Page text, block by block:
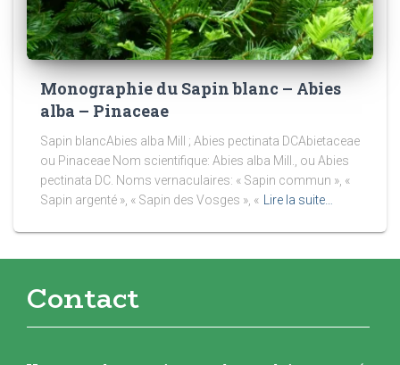
Monographie du Sapin blanc – Abies
alba – Pinaceae
Sapin blancAbies alba Mill ; Abies pectinata DCAbietaceae
ou Pinaceae Nom scientifique: Abies alba Mill., ou Abies
pectinata DC. Noms vernaculaires: « Sapin commun », «
Sapin argenté », « Sapin des Vosges », «
Lire la suite…
Contact